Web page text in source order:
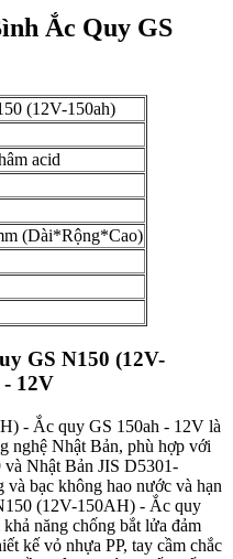
Ắc Quy GS
(12V-150ah)
acid
(Dài*Rộng*Cao)
GS N150 (12V-
- 12V
- Ắc quy GS 150ah - 12V là
nghệ Nhật Bản, phù hợp với
Nhật Bản JIS D5301-
bạc không hao nước và hạn
(12V-150AH) - Ắc quy
năng chống bắt lửa đảm
kế vỏ nhựa PP, tay cầm chắc